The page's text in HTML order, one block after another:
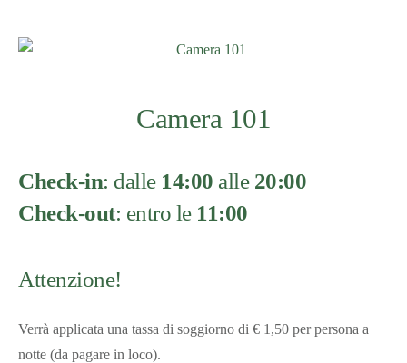
Camera 101
Check-in: dalle 14:00 alle 20:00
Check-out: entro le 11:00
Attenzione!
Verrà applicata una tassa di soggiorno di € 1,50 per persona a
notte (da pagare in loco).